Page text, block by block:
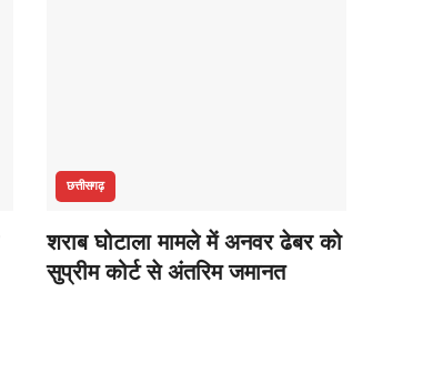
छत्तीसगढ़
शराब घोटाला मामले में अनवर ढेबर को
सुप्रीम कोर्ट से अंतरिम जमानत